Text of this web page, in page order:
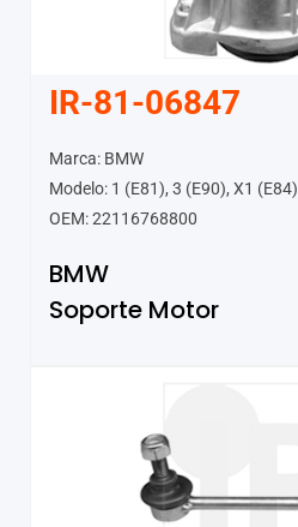
IR-81-06847
Marca: BMW
Modelo: 1 (E81), 3 (E90), X1 (E84)
OEM: 22116768800
BMW
Soporte Motor